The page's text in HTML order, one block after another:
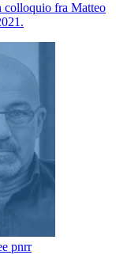
colloquio fra Matteo
pnrr